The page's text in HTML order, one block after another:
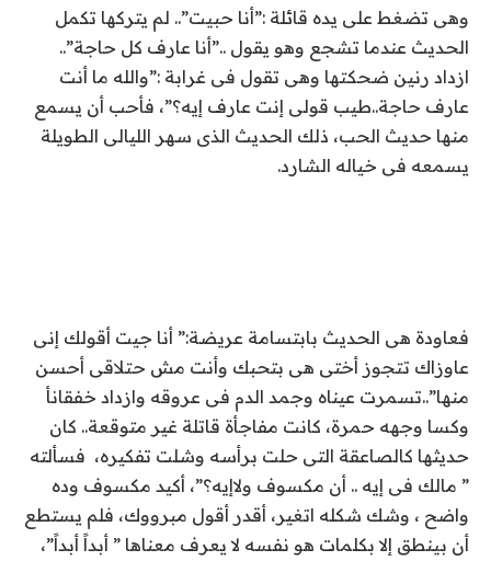
وهى تضغط على يده قائلة :”أنا حبيت”.. لم يتركها تكمل
الحديث عندما تشجع وهو يقول ..”أنا عارف كل حاجة”..
ازداد رنين ضحكتها وهى تقول فى غرابة :”والله ما أنت
عارف حاجة..طيب قولى إنت عارف إيه؟”، فأحب أن يسمع
منها حديث الحب، ذلك الحديث الذى سهر الليالى الطويلة
يسمعه فى خياله الشارد.
فعاودة هى الحديث بابتسامة عريضة:” أنا جيت أقولك إنى
عاوزاك تتجوز أختى هى بتحبك وأنت مش حتلاقى أحسن
منها”..تسمرت عيناه وجمد الدم فى عروقه وازداد خفقانأ
وكسا وجهه حمرة، كانت مفاجأة قاتلة غير متوقعة.. كان
حديثها كالصاعقة التى حلت برأسه وشلت تفكيره، فسألته
” مالك فى إيه .. أن مكسوف ولاإيه؟”، أكيد مكسوف وده
واضح ، وشك شكله اتغير، أقدر أقول مبرووك، فلم يستطع
أن بينطق إلا بكلمات هو نفسه لا يعرف معناها ” أبداً أبداً”،